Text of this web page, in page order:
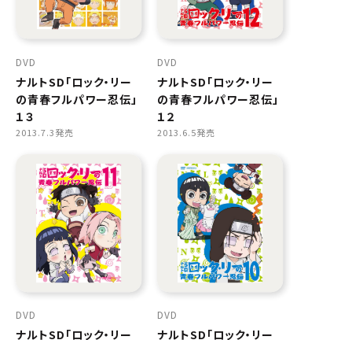
DVD
ナルトSD「ロック・リー
の青春フルパワー忍伝」
１３
2013.7.3発売
DVD
ナルトSD「ロック・リー
の青春フルパワー忍伝」
１２
2013.6.5発売
DVD
ナルトSD「ロック・リー
DVD
ナルトSD「ロック・リー